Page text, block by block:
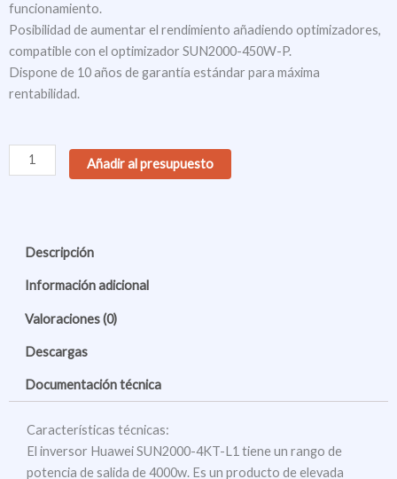
funcionamiento.
Posibilidad de aumentar el rendimiento añadiendo optimizadores,
compatible con el optimizador SUN2000-450W-P.
Dispone de 10 años de garantía estándar para máxima
rentabilidad.
Huawei
SUN2000-
nueva
generación
4kW)
cantidad
Añadir al presupuesto
Descripción
Información adicional
Valoraciones (0)
Descargas
Documentación técnica
Características técnicas:
El inversor Huawei SUN2000-4KT-L1 tiene un rango de
potencia de salida de 4000w. Es un producto de elevada